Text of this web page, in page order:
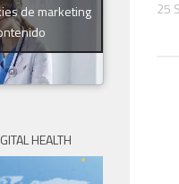
25
de marketing
HEALTH